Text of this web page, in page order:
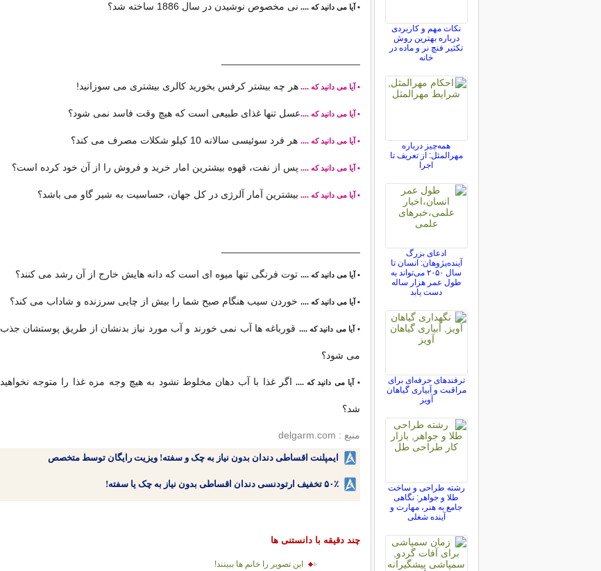
• آیا می دانید که .... نی مخصوص نوشیدن در سال 1886 ساخته شد؟
• آیا می دانید که .... هر چه بیشتر کرفس بخورید کالری بیشتری می سوزانید!
• آیا می دانید که ....عسل تنها غذای طبیعی است که هیچ وقت فاسد نمی شود؟
• آیا می دانید که .... هر فرد سوئیسی سالانه 10 کیلو شکلات مصرف می کند؟
• آیا می دانید که .... پس از نفت، قهوه بیشترین امار خرید و فروش را از آن خود کرده است؟
• آیا می دانید که .... بیشترین آمار آلرژی در کل جهان، حساسیت به شیر گاو می باشد؟
• آیا می دانید که .... توت فرنگی تنها میوه ای است که دانه هایش خارج از آن رشد می کنند؟
• آیا می دانید که .... خوردن سیب هنگام صبح شما را بیش از چایی سرزنده و شاداب می کند؟
• آیا می دانید که .... قورباغه ها آب نمی خورند و آب مورد نیاز بدنشان از طریق پوستشان جذب
می شود؟
• آیا می دانید که .... اگر غذا با آب دهان مخلوط نشود به هیچ وجه مزه غذا را متوجه نخواهید
شد؟
منبع : delgarm.com
ایمپلنت اقساطی دندان بدون نیاز به چک و سفته! ویزیت رایگان توسط متخصص
۵۰٪ تخفیف ارتودنسی دندان اقساطی بدون نیاز به چک یا سفته!
چند دقیقه با دانستنی ها
این تصویر را خانم ها ببینند!
نکات مهم و کاربردی
درباره بهترین روش
تکثیر فنچ نر و ماده در
خانه
همه‌چیز درباره
مهرالمثل: از تعریف تا
اجرا
ادعای بزرگ
آینده‌پژوهان: انسان تا
سال ۲۰۵۰ می‌تواند به
طول عمر هزار ساله
دست یابد
ترفندهای حرفه‌ای برای
مراقبت و آبیاری گیاهان
آویز
رشته طراحی و ساخت
طلا و جواهر: نگاهی
جامع به هنر، مهارت و
آینده شغلی